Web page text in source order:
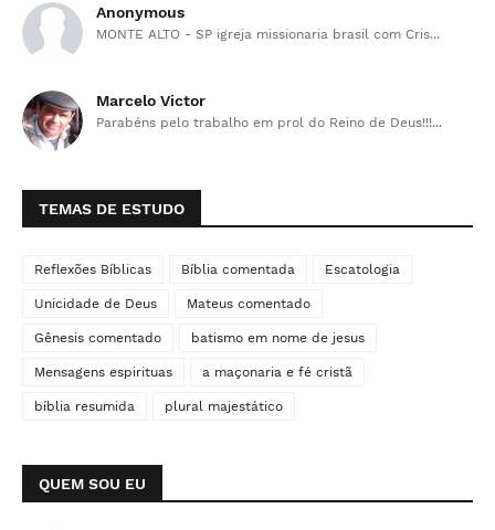
Anonymous
MONTE ALTO - SP igreja missionaria brasil com Cris...
Marcelo Victor
Parabéns pelo trabalho em prol do Reino de Deus!!!...
TEMAS DE ESTUDO
Reflexões Bíblicas Bíblia comentada Escatologia
Unicidade de Deus Mateus comentado
Gênesis comentado batismo em nome de jesus
Mensagens espirituas a maçonaria e fé cristã
bíblia resumida plural majestático
QUEM SOU EU